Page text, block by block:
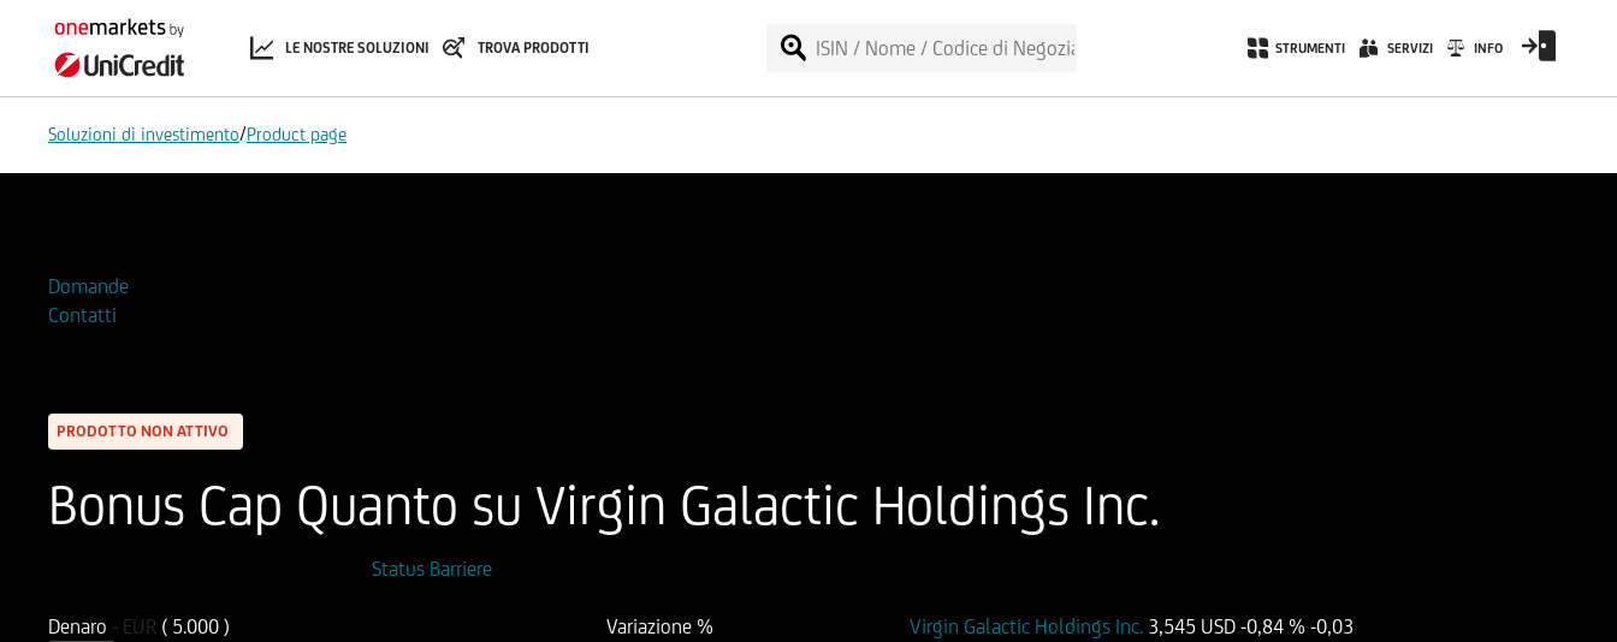
LE NOSTRE SOLUZIONI TROVA PRODOTTI STRUMENTI SERVIZI INFO
Soluzioni di investimento/Product page
Domande
Contatti
PRODOTTO NON ATTIVO
Bonus Cap Quanto su Virgin Galactic Holdings Inc.
Status Barriere
Denaro - EUR ( 5.000 )
Variazione %
Virgin Galactic Holdings Inc. 3,545 USD -0,84 %-0,03